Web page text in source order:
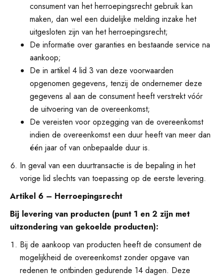
consument van het herroepingsrecht gebruik kan
maken, dan wel een duidelijke melding inzake het
uitgesloten zijn van het herroepingsrecht;
De informatie over garanties en bestaande service na
aankoop;
De in artikel 4 lid 3 van deze voorwaarden
opgenomen gegevens, tenzij de ondernemer deze
gegevens al aan de consument heeft verstrekt vóór
de uitvoering van de overeenkomst;
De vereisten voor opzegging van de overeenkomst
indien de overeenkomst een duur heeft van meer dan
één jaar of van onbepaalde duur is.
In geval van een duurtransactie is de bepaling in het
vorige lid slechts van toepassing op de eerste levering.
Artikel 6 – Herroepingsrecht
Bij levering van producten (punt 1 en 2 zijn met
uitzondering van gekoelde producten):
Bij de aankoop van producten heeft de consument de
mogelijkheid de overeenkomst zonder opgave van
redenen te ontbinden gedurende 14 dagen. Deze